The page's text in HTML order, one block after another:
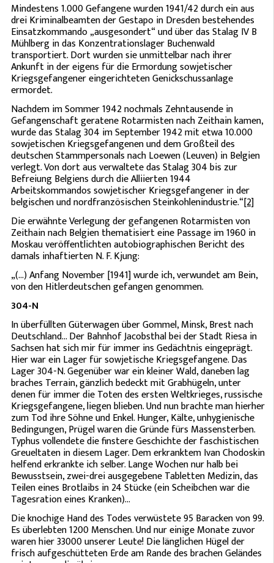
Mindestens 1.000 Gefangene wurden 1941/42 durch ein aus
drei Kriminalbeamten der Gestapo in Dresden bestehendes
Einsatzkommando „ausgesondert“ und über das Stalag IV B
Mühlberg in das Konzentrationslager Buchenwald
transportiert. Dort wurden sie unmittelbar nach ihrer
Ankunft in der eigens für die Ermordung sowjetischer
Kriegsgefangener eingerichteten Genickschussanlage
ermordet.
Nachdem im Sommer 1942 nochmals Zehntausende in
Gefangenschaft geratene Rotarmisten nach Zeithain kamen,
wurde das Stalag 304 im September 1942 mit etwa 10.000
sowjetischen Kriegsgefangenen und dem Großteil des
deutschen Stammpersonals nach Loewen (Leuven) in Belgien
verlegt. Von dort aus verwaltete das Stalag 304 bis zur
Befreiung Belgiens durch die Alliierten 1944
Arbeitskommandos sowjetischer Kriegsgefangener in der
belgischen und nordfranzösischen Steinkohlenindustrie.“[2]
Die erwähnte Verlegung der gefangenen Rotarmisten von
Zeithain nach Belgien thematisiert eine Passage im 1960 in
Moskau veröffentlichten autobiographischen Bericht des
damals inhaftierten N. F. Kjung:
„(...) Anfang November [1941] wurde ich, verwundet am Bein,
von den Hitlerdeutschen gefangen genommen.
304-N
In überfüllten Güterwagen über Gommel, Minsk, Brest nach
Deutschland... Der Bahnhof Jacobsthal bei der Stadt Riesa in
Sachsen hat sich mir für immer ins Gedächtnis eingeprägt.
Hier war ein Lager für sowjetische Kriegsgefangene. Das
Lager 304-N. Gegenüber war ein kleiner Wald, daneben lag
braches Terrain, gänzlich bedeckt mit Grabhügeln, unter
denen für immer die Toten des ersten Weltkrieges, russische
Kriegsgefangene, liegen blieben. Und nun brachte man hierher
zum Tod ihre Söhne und Enkel. Hunger, Kälte, unhygienische
Bedingungen, Prügel waren die Gründe fürs Massensterben.
Typhus vollendete die finstere Geschichte der faschistischen
Greueltaten in diesem Lager. Dem erkranktem Ivan Chodoskin
helfend erkrankte ich selber. Lange Wochen nur halb bei
Bewusstsein, zwei-drei ausgegebene Tabletten Medizin, das
Teilen eines Brotlaibs in 24 Stücke (ein Scheibchen war die
Tagesration eines Kranken)...
Die knochige Hand des Todes verwüstete 95 Baracken von 99.
Es überlebten 1200 Menschen. Und nur einige Monate zuvor
waren hier 33000 unserer Leute! Die länglichen Hügel der
frisch aufgeschütteten Erde am Rande des brachen Geländes